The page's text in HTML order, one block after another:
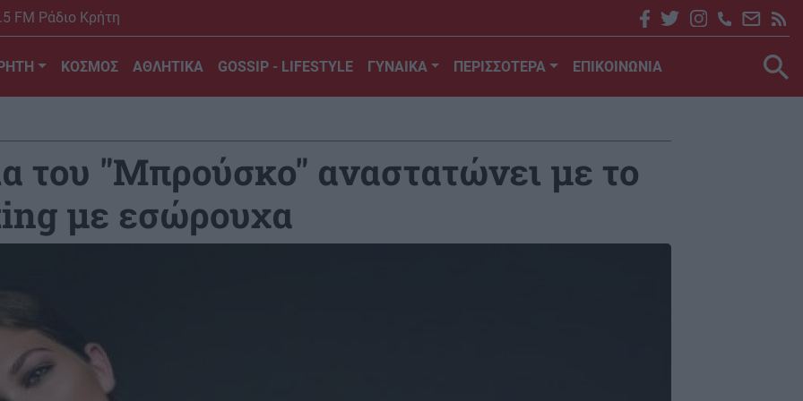
FM Ράδιο Κρήτη
ΚΟΣΜΟΣ ΑΘΛΗΤΙΚΑ GOSSIP - LIFESTYLE ΓΥΝΑΙΚΑ ΠΕΡΙΣΣΟΤΕΡΑ ΕΠΙΚΟΙΝΩΝΙΑ
του "Μπρούσκο" αναστατώνει με το
με εσώρουχα